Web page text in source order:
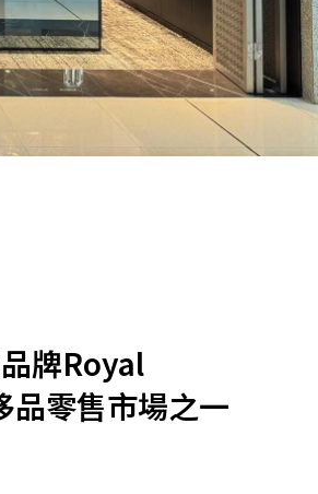
牌Royal
品零售市場之一